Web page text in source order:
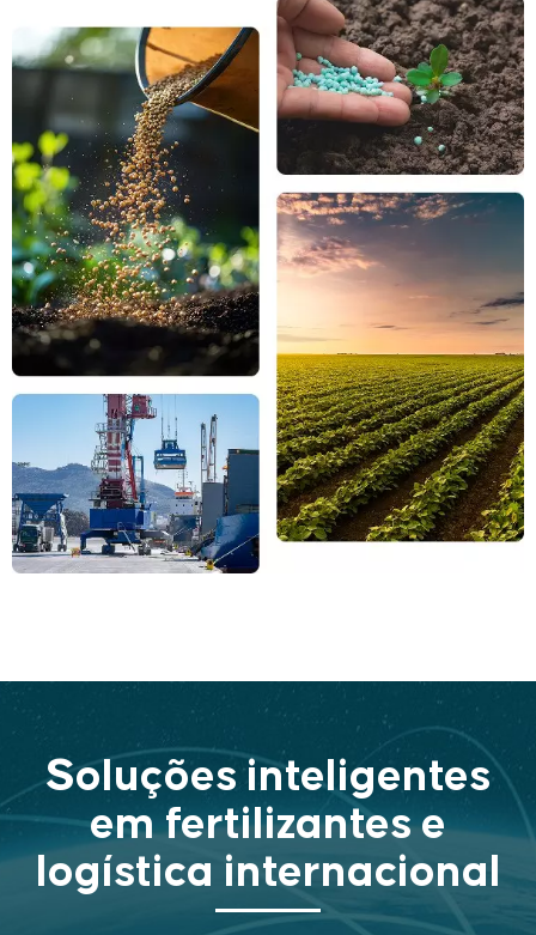
Soluções inteligentes
em fertilizantes e
logística internacional